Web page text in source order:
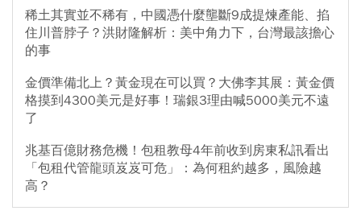
稀土其實並不稀有，中國憑什麼壟斷9成提煉產能、掐
住川普脖子？洪財隆解析：美中角力下，台灣最該擔心
的事
金價準備北上？黃金現在可以買？大佛李其展：黃金價
格摸到4300美元是好事！瑞銀3理由喊5000美元不遠
了
兆基百億財務危機！包租教母4年前收到房東私訊看出
「包租代管龍頭岌岌可危」：為何租約越多，風險越
高？